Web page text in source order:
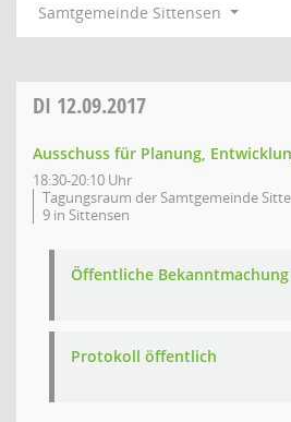
Samtgemeinde Sittensen
DI 12.09.2017
Ausschuss für Planung,
18:30-20:10 Uhr
Tagungsraum der Samtgemeinde
9 in Sittensen
Öffentliche Bekanntmachung
Protokoll öffentlich